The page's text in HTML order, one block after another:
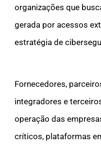
organizações que
gerada por acessos
estratégia de
Fornecedores,
integradores e
operação das
críticos, plataformas